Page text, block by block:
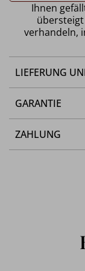
Ihnen
übersteigt
verhandeln,
LIEFERUNG
GARANTIE
ZAHLUNG